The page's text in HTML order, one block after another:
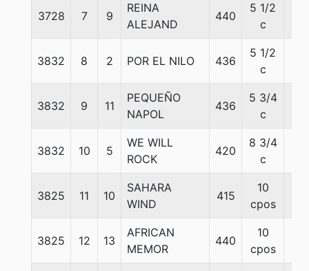
3728 7 9
REINA
ALEJAND
440
5 1/2
c
3832 8 2 POR EL NILO 436
5 1/2
c
3832 9 11
PEQUEÑO
NAPOL
436
5 3/4
c
3832 10 5
WE WILL
ROCK
420
8 3/4
c
3825 11 10
SAHARA
WIND
415
10
cpos
3825 12 13
AFRICAN
MEMOR
440
10
cpos